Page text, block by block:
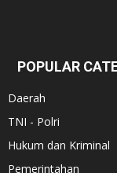
POPULAR
Daerah
TNI - Polri
Hukum dan Kriminal
Pemerintahan